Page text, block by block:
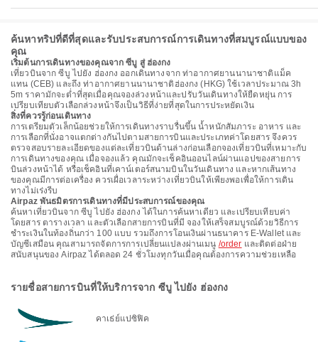
ค้นหาทริปที่ดีที่สุดและรับประสบการณ์การเดินทางที่สมบูรณ์แบบของ
คุณ
เริ่มต้นการเดินทางของคุณจาก ซีบู สู่ ฮ่องกง
เที่ยวบินจาก ซีบู ไปยัง ฮ่องกง ออกเดินทางจาก ท่าอากาศยานนานาชาติแม็ค
แทน (CEB) และถึง ท่าอากาศยานนานาชาติฮ่องกง (HKG) ใช้เวลาประมาณ 3h
5m ราคามักจะต่ำที่สุดเมื่อคุณจองล่วงหน้าและปรับวันเดินทางให้ยืดหยุ่น การ
เปรียบเทียบตัวเลือกล่วงหน้าจึงเป็นวิธีที่ง่ายที่สุดในการประหยัดเงิน
สิ่งที่ควรรู้ก่อนเดินทาง
การเตรียมตัวเล็กน้อยช่วยให้การเดินทางราบรื่นขึ้น น้ำหนักสัมภาระ อาหาร และ
การเลือกที่นั่งอาจแตกต่างกันไปตามสายการบินและประเภทค่าโดยสาร จึงควร
ตรวจสอบรายละเอียดของแต่ละเที่ยวบินด้านล่างก่อนเลือกจองเที่ยวบินที่เหมาะกับ
การเดินทางของคุณ เมื่อจองแล้ว คุณมักจะเช็คอินออนไลน์ผ่านแอปของสายการ
บินล่วงหน้าได้ หรือเช็คอินที่เคาน์เตอร์สนามบินในวันเดินทาง และหากเส้นทาง
ของคุณมีการต่อเครื่อง ควรเผื่อเวลาระหว่างเที่ยวบินให้เพียงพอเพื่อให้การเดิน
ทางไม่เร่งรีบ
Airpaz พันธมิตรการเดินทางที่มีประสบการณ์ของคุณ
ค้นหาเที่ยวบินจาก ซีบู ไปยัง ฮ่องกง ได้ในการค้นหาเดียว และเปรียบเทียบค่า
โดยสาร ตารางเวลา และตัวเลือกสายการบินที่มี จองให้เสร็จสมบูรณ์ด้วยวิธีการ
ชำระเงินในท้องถิ่นกว่า 100 แบบ รวมถึงการโอนเงินผ่านธนาคาร E-Wallet และ
บัญชีเสมือน คุณสามารถจัดการการเปลี่ยนแปลงผ่านเมนู /order และติดต่อฝ่าย
สนับสนุนของ Airpaz ได้ตลอด 24 ชั่วโมงทุกวันเมื่อคุณต้องการความช่วยเหลือ
รายชื่อสายการบินที่ให้บริการจาก ซีบู ไปยัง ฮ่องกง
คาเธ่ย์แปซิฟิค